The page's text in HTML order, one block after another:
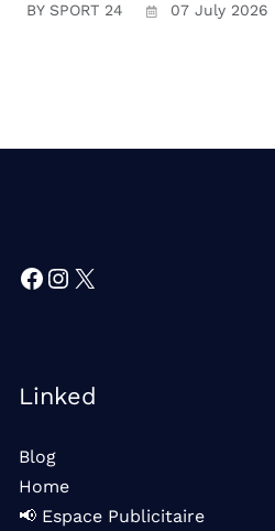
BY SPORT 24 07 July 2026
Facebook
Instagram
X
Linked
Blog
Home
📢 Espace Publicitaire